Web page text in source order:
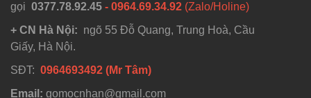
gọi 0377.78.92.45 - 0964.69.34.92 (Zalo/Holine)
+ CN Hà Nội: ngõ 55 Đỗ Quang, Trung Hoà, Cầu
Giấy, Hà Nội.
SĐT: 0964693492 (Mr Tâm)
Email: gomocnhan@gmail.com